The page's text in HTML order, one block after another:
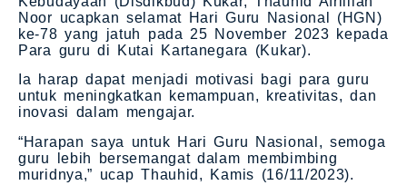
Noor ucapkan selamat Hari Guru Nasional (HGN)
ke-78 yang jatuh pada 25 November 2023 kepada
Para guru di Kutai Kartanegara (Kukar).
Ia harap dapat menjadi motivasi bagi para guru
untuk meningkatkan kemampuan, kreativitas, dan
inovasi dalam mengajar.
“Harapan saya untuk Hari Guru Nasional, semoga
guru lebih bersemangat dalam membimbing
muridnya,” ucap Thauhid, Kamis (16/11/2023).